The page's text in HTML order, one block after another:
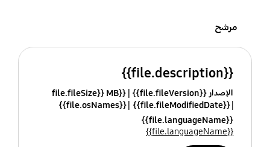
مرشح
{{file.description}}
الإصدار {{file.fileVersion}}
{{file.fileSize}} MB
{{file.fileModifiedDate}}
{{file.osNames}}
{{file.languageName}}
{{file.languageName}}